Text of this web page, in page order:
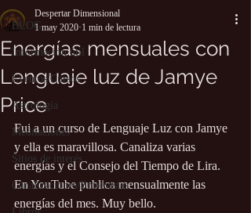
BLOG
Información útil
Eventos/Cursos
Astrología
Meditaciones
Sitios de interés
Canalizaciones/Entrevistas
Energías mensuales con
Lenguaje luz de Jamye
Price
Despertar Dimensional
1 may 2020 1 min de lectura
Fui a un curso de Lenguaje Luz con Jamye
y ella es maravillosa. Canaliza varias
energías y el Consejo del Tiempo de Lira.
En YouTube publica mensualmente las
energías del mes. Muy bello.